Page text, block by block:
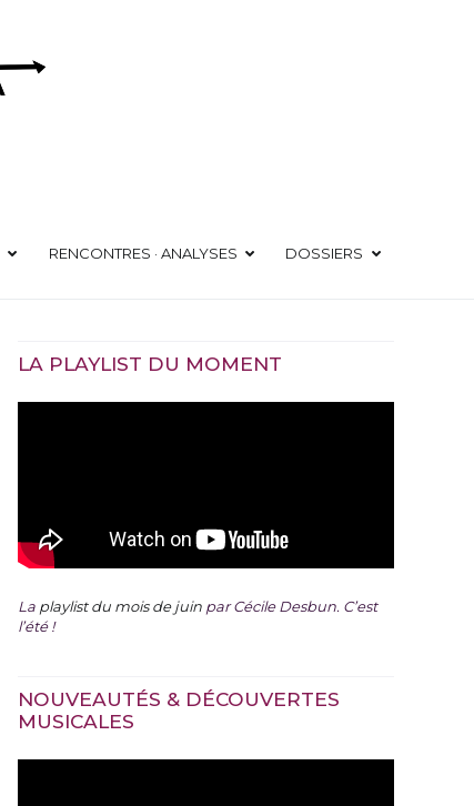
RENCONTRES · ANALYSES DOSSIERS
LA PLAYLIST DU MOMENT
La playlist du mois de juin par Cécile Desbun. C’est
l’été !
NOUVEAUTÉS & DÉCOUVERTES
MUSICALES